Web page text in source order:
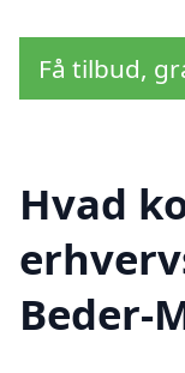
Få tilbud,
Hvad
Beder-